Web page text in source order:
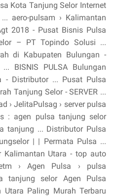
Kota Tanjung Selor Internet
aero-pulsam › Kalimantan
2018 - Pusat Bisnis Pulsa
– PT Topindo Solusi ...
di Kabupaten Bulungan -
BISNIS PULSA Bulungan
- Distributor ... Pusat Pulsa
Tanjung Selor - SERVER ...
› JelitaPulsag › server pulsa
: agen pulsa tanjung selor
tanjung ... Distributor Pulsa
| | Permata Pulsa ...
Kalimantan Utara - top auto
› Agen Pulsa › pulsa
tanjung selor Agen Pulsa
Paling Murah Terbaru